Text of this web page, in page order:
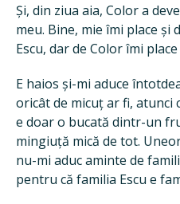
Și, din ziua aia, Color a
meu. Bine, mie îmi place și
Escu, dar de Color îmi
E haios și-mi aduce
oricât de micuț ar fi, atunci
e doar o bucată dintr-un
mingiuță mică de tot.
nu-mi aduc aminte de
pentru că familia Escu e